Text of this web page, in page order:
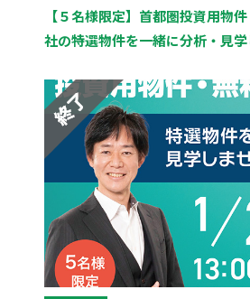
【５名様限定】首都圏投資用物
社の特選物件を一緒に分析・見